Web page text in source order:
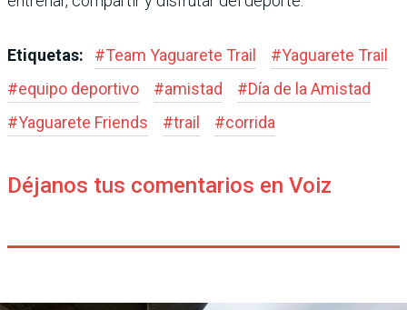
Etiquetas: #Team Yaguarete Trail #Yaguarete Trail
#equipo deportivo #amistad #Día de la Amistad
#Yaguarete Friends #trail #corrida
Déjanos tus comentarios en Voiz